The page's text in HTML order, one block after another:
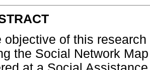
objective of this
the Social Network